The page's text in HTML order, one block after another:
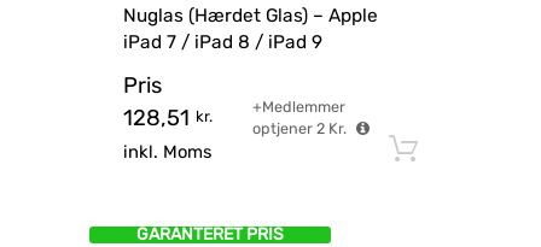
Nuglas (Hærdet Glas) – Apple
iPad 7 / iPad 8 / iPad 9
Pris
128,51 kr.
inkl. Moms
+Medlemmer
optjener 2Kr.
GARANTERET PRIS